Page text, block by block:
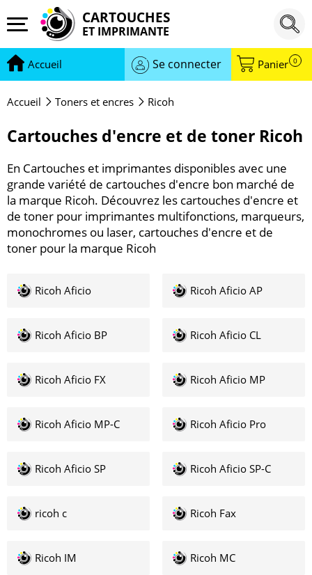
CARTOUCHES
ET IMPRIMANTE
Accueil Se connecter Panier 0
Accueil Toners et encres Ricoh
Cartouches d'encre et de toner Ricoh
En Cartouches et imprimantes disponibles avec une
grande variété de cartouches d'encre bon marché de
la marque Ricoh. Découvrez les cartouches d'encre et
de toner pour imprimantes multifonctions, marqueurs,
monochromes ou laser, cartouches d'encre et de
toner pour la marque Ricoh
Ricoh Aficio Ricoh Aficio AP
Ricoh Aficio BP Ricoh Aficio CL
Ricoh Aficio FX Ricoh Aficio MP
Ricoh Aficio MP-C Ricoh Aficio Pro
Ricoh Aficio SP Ricoh Aficio SP-C
ricoh c Ricoh Fax
Ricoh IM Ricoh MC